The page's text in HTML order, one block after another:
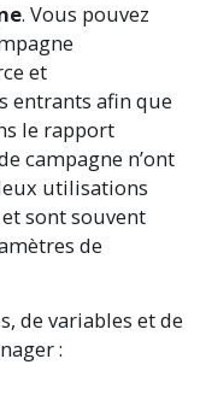
. Vous pouvez
et
entrants afin que
le rapport
campagne n’ont
utilisations
sont souvent
de
de variables et de
: